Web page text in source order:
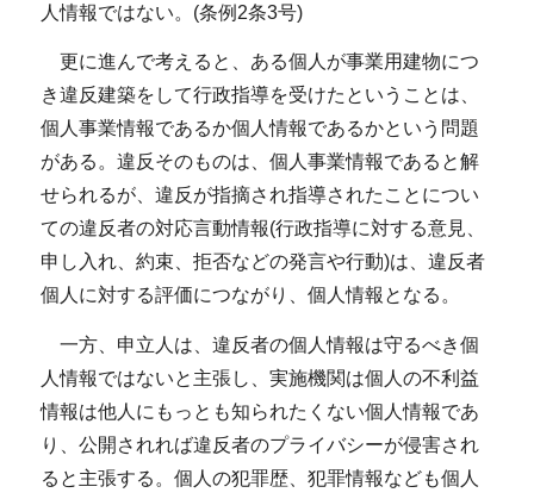
人情報ではない。(条例2条3号)
更に進んで考えると、ある個人が事業用建物につ
き違反建築をして行政指導を受けたということは、
個人事業情報であるか個人情報であるかという問題
がある。違反そのものは、個人事業情報であると解
せられるが、違反が指摘され指導されたことについ
ての違反者の対応言動情報(行政指導に対する意見、
申し入れ、約束、拒否などの発言や行動)は、違反者
個人に対する評価につながり、個人情報となる。
一方、申立人は、違反者の個人情報は守るべき個
人情報ではないと主張し、実施機関は個人の不利益
情報は他人にもっとも知られたくない個人情報であ
り、公開されれば違反者のプライバシーが侵害され
ると主張する。個人の犯罪歴、犯罪情報なども個人